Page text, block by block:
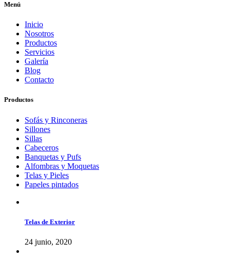
Menú
Inicio
Nosotros
Productos
Servicios
Galería
Blog
Contacto
Productos
Sofás y Rinconeras
Sillones
Sillas
Cabeceros
Banquetas y Pufs
Alfombras y Moquetas
Telas y Pieles
Papeles pintados
Telas de Exterior
24 junio, 2020